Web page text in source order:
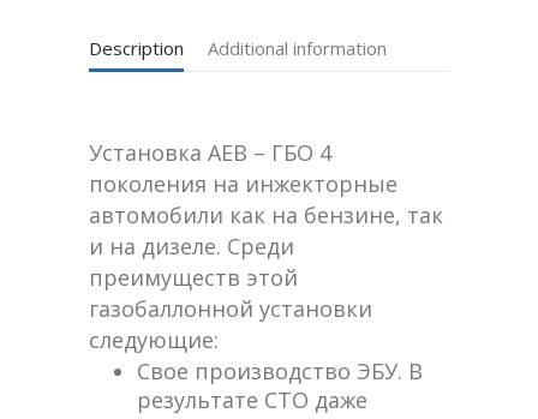
Description Additional information
Установка AEB – ГБО 4
поколения на инжекторные
автомобили как на бензине, так
и на дизеле. Среди
преимуществ этой
газобаллонной установки
следующие:
Свое производство ЭБУ. В
результате СТО даже